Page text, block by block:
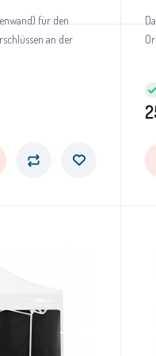
für den
an der